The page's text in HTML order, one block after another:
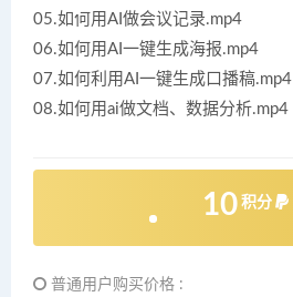
05.如何用AI做会议记录.mp4
06.如何用AI一键生成海报.mp4
07.如何利用AI一键生成口播稿.mp4
08.如何用ai做文档、数据分析.mp4
10 积分
普通用户购买价格 :